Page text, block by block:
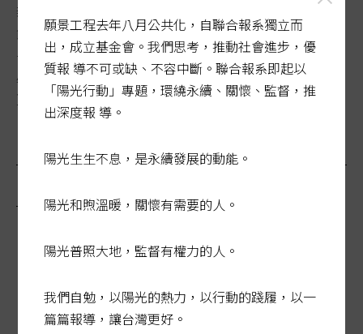
新冠疫情像生命亂流，打亂了這代年輕人原本的職涯起跑
節奏。但這代由九二一震殤、社會復元歷程中，出生、成
長的20出頭的年輕孩子，似乎已接受「考驗」就是命運的
必然，比起父母輩，他們善於利用科技、學習新技能、相
互連結，為不可知的未來準備。...
願景工程去年八月公共化，自聯合報系獨立而
出，成立基金會。我們思考，推動社會進步，優
質報 導不可或缺、不容中斷。聯合報系即起以
「陽光行動」專題，環繞永續、關懷、監督，推
出深度報 導。
陽光生生不息，是永續發展的動能。
陽光和煦溫暖，關懷有需要的人。
陽光普照大地，監督有權力的人。
我們自勉，以陽光的熱力，以行動的踐履，以一
篇篇報導，讓台灣更好。